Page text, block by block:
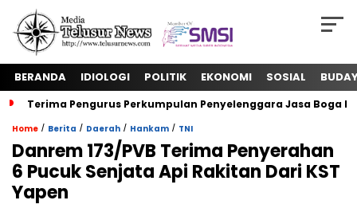
BERANDA IDIOLOGI POLITIK EKONOMI SOSIAL
Terima Pengurus Perkumpulan Penyelenggara Jasa Boga
Home / Berita / Daerah / Hankam / TNI
Danrem 173/PVB Terima Penyerahan
6 Pucuk Senjata Api Rakitan Dari KST
Yapen